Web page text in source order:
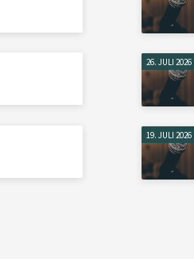
26. JULI 2026
19. JULI 2026